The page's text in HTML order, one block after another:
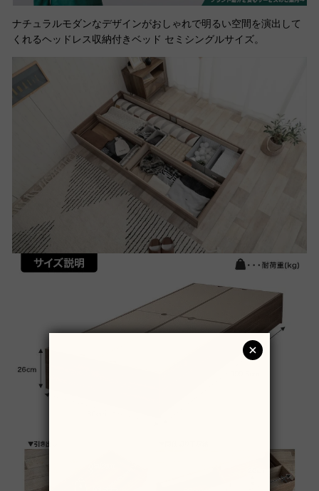
ナチュラルモダンなデザインがおしゃれで明るい空間を演出して
くれるヘッドレス収納付きベッド セミシングルサイズ。